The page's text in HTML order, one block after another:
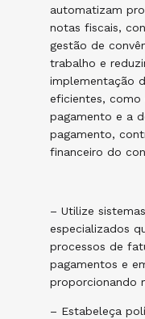
automatizam
notas fiscais,
gestão de
trabalho e
implementação
eficientes, como
pagamento e a
pagamento,
financeiro do
– Utilize
especializados
processos de
pagamentos e
proporcionando
– Estabeleça